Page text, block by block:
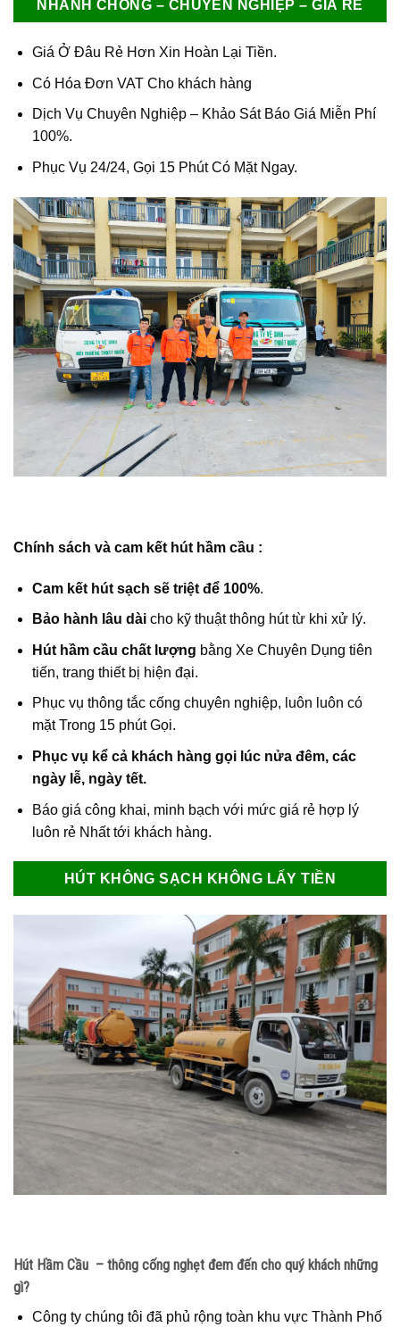
NHANH CHÓNG – CHUYÊN NGHIỆP – GIÁ RẺ
Giá Ở Đâu Rẻ Hơn Xin Hoàn Lại Tiền.
Có Hóa Đơn VAT Cho khách hàng
Dịch Vụ Chuyên Nghiệp – Khảo Sát Báo Giá Miễn Phí
100%.
Phục Vụ 24/24, Gọi 15 Phút Có Mặt Ngay.
Chính sách và cam kết hút hầm cầu :
Cam kết hút sạch sẽ triệt để 100%.
Bảo hành lâu dài cho kỹ thuật thông hút từ khi xử lý.
Hút hầm cầu chất lượng bằng Xe Chuyên Dụng tiên
tiến, trang thiết bị hiện đại.
Phục vụ thông tắc cống chuyên nghiệp, luôn luôn có
mặt Trong 15 phút Gọi.
Phục vụ kể cả khách hàng gọi lúc nửa đêm, các
ngày lễ, ngày tết.
Báo giá công khai, minh bạch với mức giá rẻ hợp lý
luôn rẻ Nhất tới khách hàng.
HÚT KHÔNG SẠCH KHÔNG LẤY TIỀN
Hút Hầm Cầu – thông cống nghẹt đem đến cho quý khách những
gì?
Công ty chúng tôi đã phủ rộng toàn khu vực Thành Phố